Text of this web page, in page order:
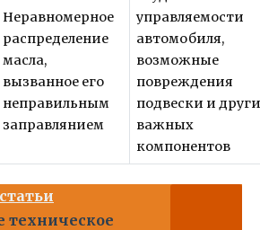
Неравномерное
распределение
масла,
вызванное его
неправильным
заправлянием
управляемости
автомобиля,
возможные
повреждения
подвески и
важных
компонентов